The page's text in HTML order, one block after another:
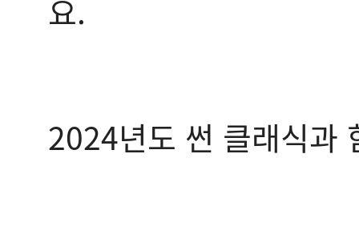
요.
2024년도 썬 클래식과